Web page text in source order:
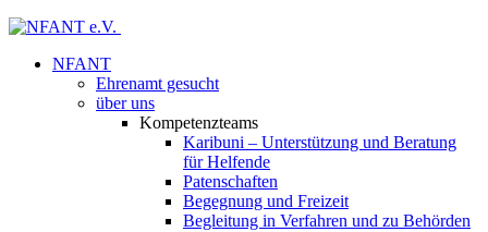
NFANT
Ehrenamt gesucht
über uns
Kompetenzteams
Karibuni – Unterstützung und Beratung
für Helfende
Patenschaften
Begegnung und Freizeit
Begleitung in Verfahren und zu Behörden